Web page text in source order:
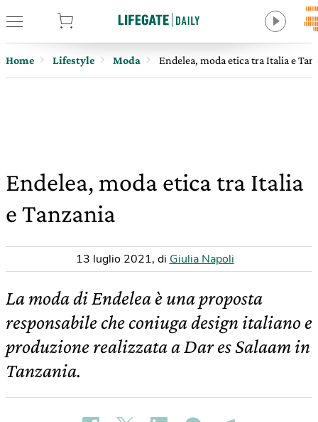
Home Lifestyle Moda Endelea, moda etica tra Italia e
Endelea, moda etica tra Italia
e Tanzania
13 luglio 2021, di Giulia Napoli
La moda di Endelea è una proposta
responsabile che coniuga design italiano e
produzione realizzata a Dar es Salaam in
Tanzania.